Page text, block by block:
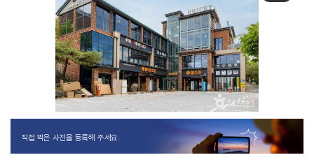
직접 찍은 사진을 등록해 주세요.